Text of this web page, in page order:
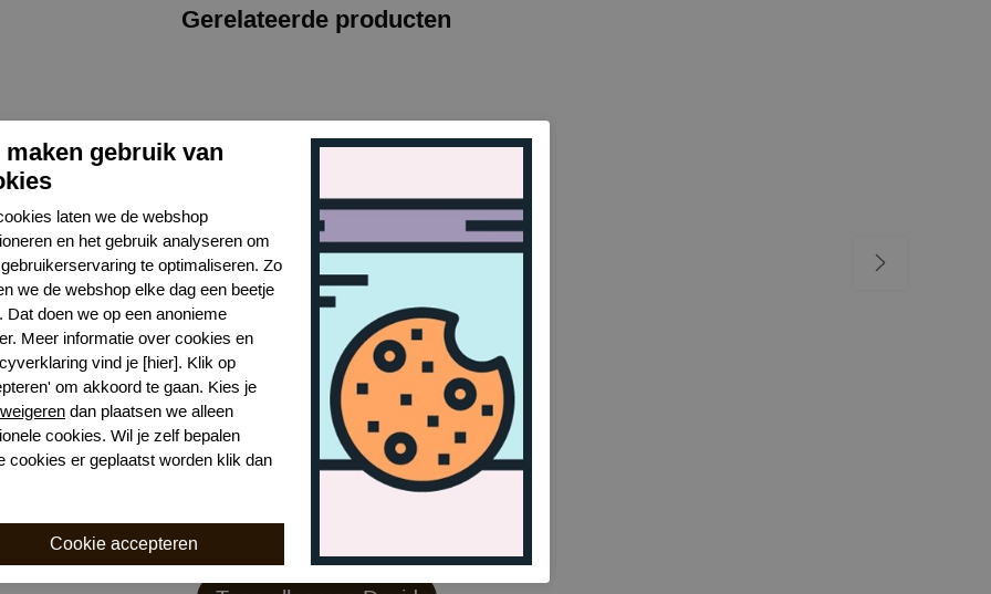
Gerelateerde producten
gebruik van
laten we de webshop
en het gebruik analyseren om
te optimaliseren. Zo
we de webshop elke dag een beetje
Dat doen we op een anonieme
Meer informatie over cookies en
vind je [hier]. Klik op
om akkoord te gaan. Kies je
weigeren dan plaatsen we alleen
cookies. Wil je zelf bepalen
cookies er geplaatst worden klik dan